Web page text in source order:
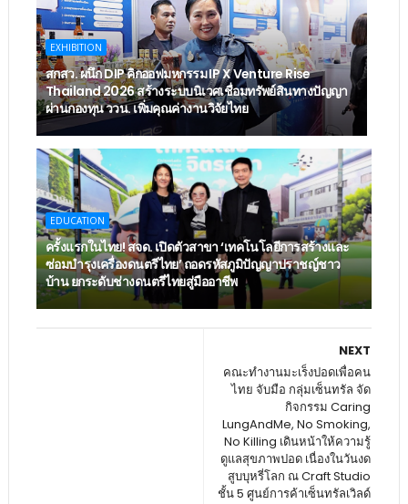
EXHIBITION
สกสว. ผนึก DIP คิกออฟมหกรรม IP X Venture Rise
Thailand 2026 สร้างระบบนิเวศเชื่อมทรัพย์สินทางปัญญา
ผ่านกองทุน ววน. เพิ่มคุณค่างานวิจัยไทย
EDUCATION
ครั้งแรกในไทย! สจด. เปิดตัวสาขา ‘เทคโนโลยีการสร้างและ
ซ่อมบำรุงเครื่องดนตรีไทย’ ​ถอดรหัสภูมิปัญญาปราชญ์ชาว
บ้าน ยกระดับช่างดนตรีไทยสู่มืออาชีพ
NEXT
คณะทำงานมะเร็งปอดเพื่อคน
ไทย จับมือ กลุ่มเซ็นทรัล จัด
กิจกรรม Caring
LungAndMe, No Smoking,
No Killing เดินหน้าให้ความรู้
ดูแลสุขภาพปอด เนื่องในวันงด
สูบบุหรี่โลก ณ Craft Studio
ชั้น 5 ศูนย์การค้าเซ็นทรัลเวิลด์